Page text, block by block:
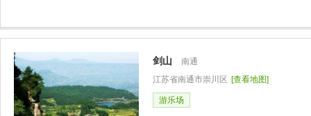
剑山
南通
江苏省南通市崇川区 [查看地图]
游乐场